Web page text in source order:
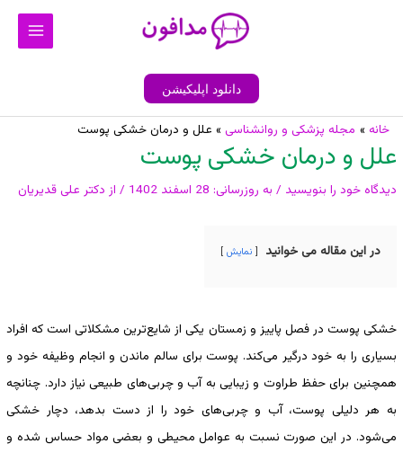
Main
دانلود اپلیکیشن
خانه مجله پزشکی و روانشناسی علل و درمان خشکی پوست
علل و درمان خشکی پوست
دیدگاه‌ خود را بنویسید / به روزرسانی: / از دکتر علی قدیریان
در این مقاله می خوانید نمایش
خشکی پوست در فصل پاییز و زمستان یکی از شایع‌ترین مشکلاتی است که افراد
بسیاری را به خود درگیر می‌کند. پوست برای سالم ماندن و انجام وظیفه خود و
همچنین برای حفظ طراوت و زیبایی به آب و چربی‌های طبیعی نیاز دارد. چنانچه
به هر دلیلی پوست، آب و چربی‌های خود را از دست بدهد، دچار خشکی
می‌شود. در این صورت نسبت به عوامل محیطی و بعضی مواد حساس شده و
پیمایش
نوشته